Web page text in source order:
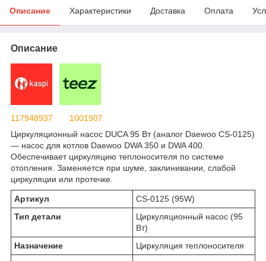
Описание Характеристики Доставка Оплата
Описание
117948937
1001907
Циркуляционный насос DUCA 95 Вт (аналог Daewoo CS-0125)
— насос для котлов Daewoo DWA 350 и DWA 400.
Обеспечивает циркуляцию теплоносителя по системе
отопления. Заменяется при шуме, заклинивании, слабой
циркуляции или протечке.
Артикул
CS-0125 (95W)
Тип детали
Циркуляционный насос (95
Вт)
Назначение
Циркуляция теплоносителя